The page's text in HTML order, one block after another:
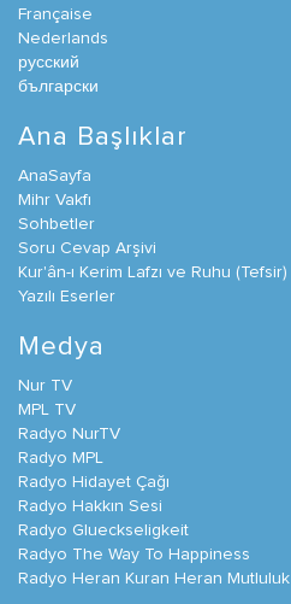
Française
Nederlands
русский
български
Ana Başlıklar
AnaSayfa
Mihr Vakfı
Sohbetler
Soru Cevap Arşivi
Kur'ân-ı Kerim Lafzı ve Ruhu (Tefsir)
Yazılı Eserler
Medya
Nur TV
MPL TV
Radyo NurTV
Radyo MPL
Radyo Hidayet Çağı
Radyo Hakkın Sesi
Radyo Glueckseligkeit
Radyo The Way To Happiness
Radyo Heran Kuran Heran Mutluluk